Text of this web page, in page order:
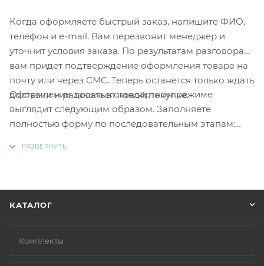
Когда оформляете быстрый заказ, напишите ФИО,
телефон и e-mail. Вам перезвонит менеджер и
уточнит условия заказа. По результатам разговора
вам придет подтверждение оформления товара на
почту или через СМС. Теперь останется только ждать
доставки и радоваться новой покупке.
Оформление заказа в стандартном режиме
выглядит следующим образом. Заполняете
полностью форму по последовательным этапам:
КАТАЛОГ
Комплекты